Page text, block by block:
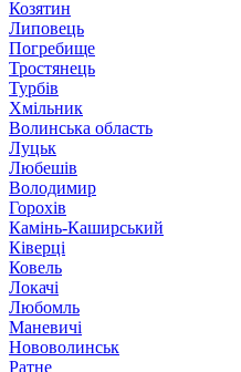
Козятин
Липовець
Погребище
Тростянець
Турбів
Хмільник
Волинська область
Луцьк
Любешів
Володимир
Горохів
Камінь-Каширський
Ківерці
Ковель
Локачі
Любомль
Маневичі
Нововолинськ
Ратне